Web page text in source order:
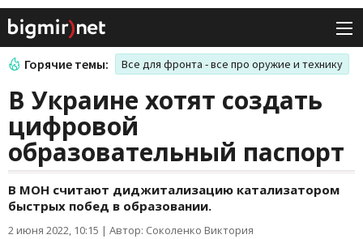
Горячие темы: Все для фронта - все про оружие и технику
В Украине хотят создать
цифровой
образовательный паспорт
В МОН считают диджитализацию катализатором
быстрых побед в образовании.
2 июня 2022, 10:15 | Автор: Соколенко Виктория